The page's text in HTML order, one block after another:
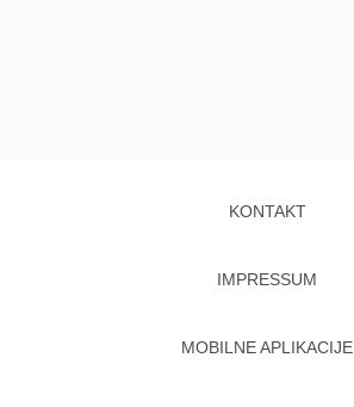
KONTAKT
IMPRESSUM
MOBILNE APLIKACIJE